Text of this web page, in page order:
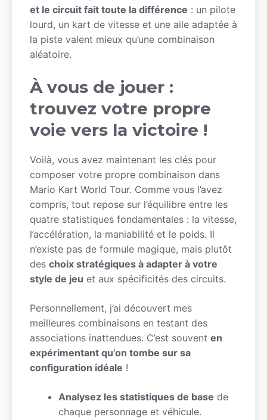
et le circuit fait toute la différence : un pilote
lourd, un kart de vitesse et une aile adaptée à
la piste valent mieux qu’une combinaison
aléatoire.
À vous de jouer :
trouvez votre propre
voie vers la victoire !
Voilà, vous avez maintenant les clés pour
composer votre propre combinaison dans
Mario Kart World Tour. Comme vous l’avez
compris, tout repose sur l’équilibre entre les
quatre statistiques fondamentales : la vitesse,
l’accélération, la maniabilité et le poids. Il
n’existe pas de formule magique, mais plutôt
des choix stratégiques à adapter à votre
style de jeu et aux spécificités des circuits.
Personnellement, j’ai découvert mes
meilleures combinaisons en testant des
associations inattendues. C’est souvent en
expérimentant qu’on tombe sur sa
configuration idéale !
Analysez les statistiques de base de
chaque personnage et véhicule.